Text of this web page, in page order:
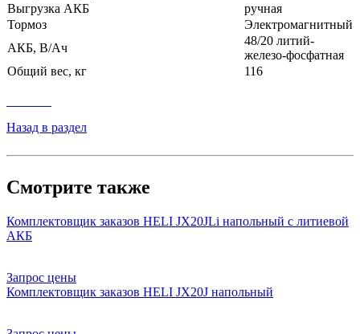
Выгрузка АКБ
ручная
Тормоз
Электромагнитный
АКБ, В/Ач
48/20 литий-
железо-фосфатная
Общий вес, кг
116
Назад в раздел
Смотрите также
Комплектовщик заказов HELI JX20JLi напольный с литиевой
АКБ
Запрос цены
Комплектовщик заказов HELI JX20J напольный